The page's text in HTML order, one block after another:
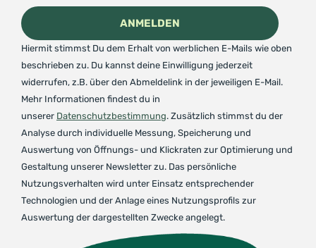
Hiermit stimmst Du dem Erhalt von werblichen E-Mails wie oben
beschrieben zu. Du kannst deine Einwilligung jederzeit
widerrufen, z.B. über den Abmeldelink in der jeweiligen E-Mail.
Mehr Informationen findest du in
unserer Datenschutzbestimmung. Zusätzlich stimmst du der
Analyse durch individuelle Messung, Speicherung und
Auswertung von Öffnungs- und Klickraten zur Optimierung und
Gestaltung unserer Newsletter zu. Das persönliche
Nutzungsverhalten wird unter Einsatz entsprechender
Technologien und der Anlage eines Nutzungsprofils zur
Auswertung der dargestellten Zwecke angelegt.